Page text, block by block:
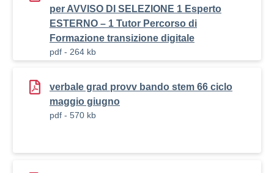
per AVVISO DI SELEZIONE 1 Esperto
ESTERNO – 1 Tutor Percorso di
Formazione transizione digitale
pdf - 264 kb
verbale grad provv bando stem 66 ciclo
maggio giugno
pdf - 570 kb